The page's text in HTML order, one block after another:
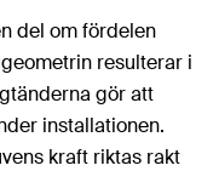
del om fördelen
resulterar i
gör att
installationen.
kraft riktas rakt